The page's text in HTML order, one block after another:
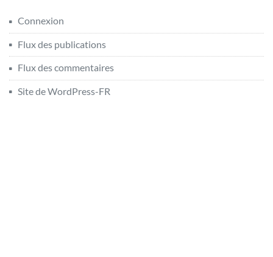
Connexion
Flux des publications
Flux des commentaires
Site de WordPress-FR